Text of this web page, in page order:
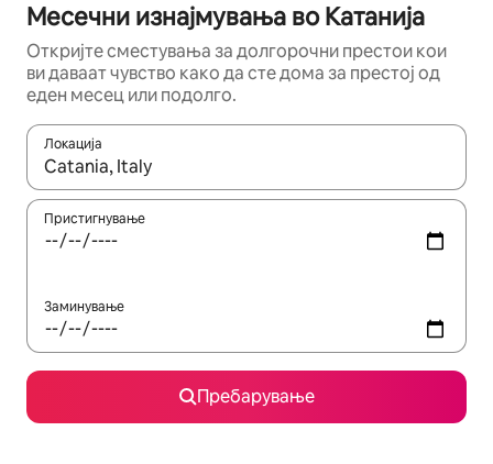
Месечни изнајмувања во Катанија
Откријте сместувања за долгорочни престои кои
ви даваат чувство како да сте дома за престој од
еден месец или подолго.
Локација
Кога резултатите се достапни, движете се со копчињата
Пристигнување
Заминување
Пребарување